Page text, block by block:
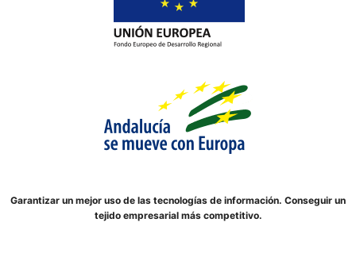
Garantizar un mejor uso de las tecnologías de información. Conseguir un
tejido empresarial más competitivo.